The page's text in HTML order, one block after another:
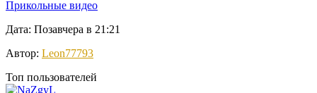
Прикольные видео
Дата: Позавчера в 21:21
Автор: Leon77793
Топ пользователей